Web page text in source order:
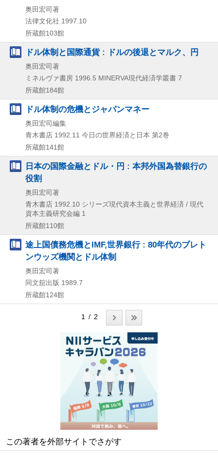
奥田宏司著
法律文化社 1997.10
所蔵館103館
ドル体制と国際通貨 : ドルの後退とマルク、円
奥田宏司著
ミネルヴァ書房 1996.5 MINERVA現代経済学叢書 7
所蔵館184館
ドル体制の危機とジャパンマネー
奥田宏司編集
青木書店 1992.11 今日の世界経済と日本 第2巻
所蔵館141館
日本の国際金融とドル・円 : 本邦外国為替銀行の
役割
奥田宏司著
青木書店 1992.10 シリーズ現代資本主義と世界経済 / 現代
資本主義研究会編 1
所蔵館110館
途上国債務危機とIMF,世界銀行 : 80年代のブレト
ンウッズ機関とドル体制
奥田宏司著
同文舘出版 1989.7
所蔵館124館
1 / 2
この著者を外部サイトでさがす